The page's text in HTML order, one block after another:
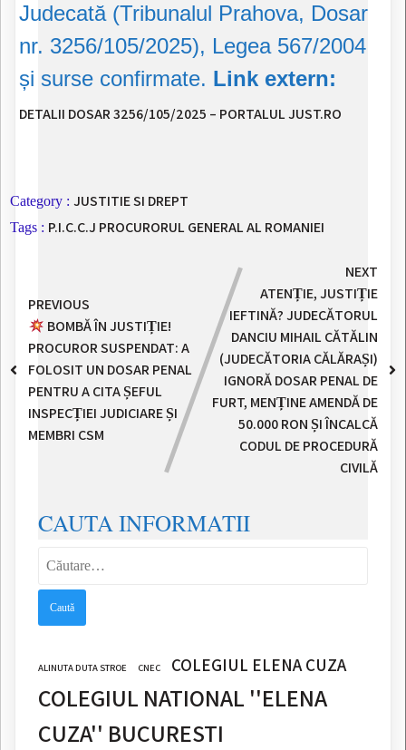
Judecată (Tribunalul Prahova, Dosar
nr. 3256/105/2025), Legea 567/2004
și surse confirmate. Link extern:
DETALII DOSAR 3256/105/2025 – PORTALUL JUST.RO
Category : JUSTITIE SI DREPT
Tags : P.I.C.C.J PROCURORUL GENERAL AL ROMANIEI
PREVIOUS
BOMBĂ ÎN JUSTIȚIE!
PROCUROR SUSPENDAT: A
FOLOSIT UN DOSAR PENAL
PENTRU A CITA ȘEFUL
INSPECȚIEI JUDICIARE ȘI
MEMBRI CSM
NEXT
ATENȚIE, JUSTIȚIE
IEFTINĂ? JUDECĂTORUL
DANCIU MIHAIL CĂTĂLIN
(JUDECĂTORIA CĂLĂRAȘI)
IGNORĂ DOSAR PENAL DE
FURT, MENȚINE AMENDĂ DE
50.000 RON ȘI ÎNCALCĂ
CODUL DE PROCEDURĂ
CIVILĂ
CAUTA INFORMATII
ALINUTA DUTA STROE CNEC COLEGIUL ELENA CUZA
COLEGIUL NATIONAL ''ELENA
CUZA'' BUCURESTI